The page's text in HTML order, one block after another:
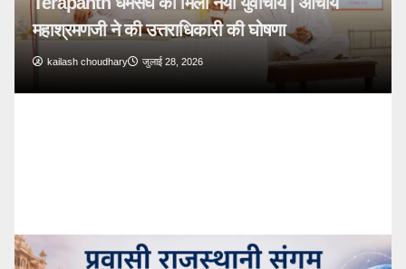
महाश्रमणजी ने की उत्तराधिकारी की घोषणा
kailash choudhary जुलाई 28, 2026